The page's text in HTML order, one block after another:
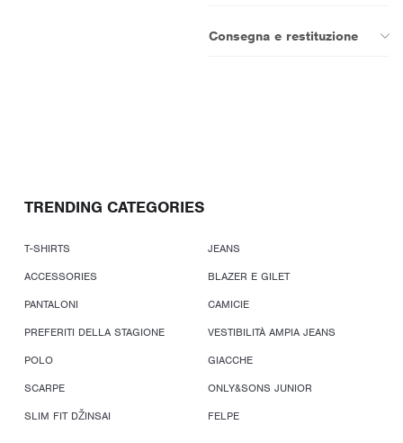
Consegna e restituzione
TRENDING CATEGORIES
T-SHIRTS
JEANS
ACCESSORIES
BLAZER E GILET
PANTALONI
CAMICIE
PREFERITI DELLA STAGIONE
VESTIBILITÀ AMPIA JEANS
POLO
GIACCHE
SCARPE
ONLY&SONS JUNIOR
SLIM FIT DŽINSAI
FELPE